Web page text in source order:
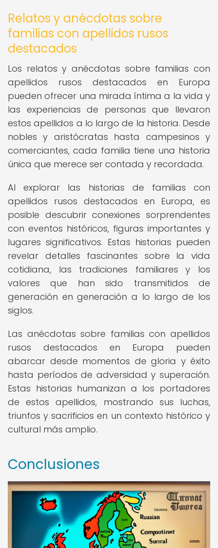
Relatos y anécdotas sobre
familias con apellidos rusos
destacados
Los relatos y anécdotas sobre familias con
apellidos rusos destacados en Europa
pueden ofrecer una mirada íntima a la vida y
las experiencias de personas que llevaron
estos apellidos a lo largo de la historia. Desde
nobles y aristócratas hasta campesinos y
comerciantes, cada familia tiene una historia
única que merece ser contada y recordada.
Al explorar las historias de familias con
apellidos rusos destacados en Europa, es
posible descubrir conexiones sorprendentes
con eventos históricos, figuras importantes y
lugares significativos. Estas historias pueden
revelar detalles fascinantes sobre la vida
cotidiana, las tradiciones familiares y los
valores que han sido transmitidos de
generación en generación a lo largo de los
siglos.
Las anécdotas sobre familias con apellidos
rusos destacados en Europa pueden
abarcar desde momentos de gloria y éxito
hasta períodos de adversidad y superación.
Estas historias humanizan a los portadores
de estos apellidos, mostrando sus luchas,
triunfos y sacrificios en un contexto histórico y
cultural más amplio.
Conclusiones